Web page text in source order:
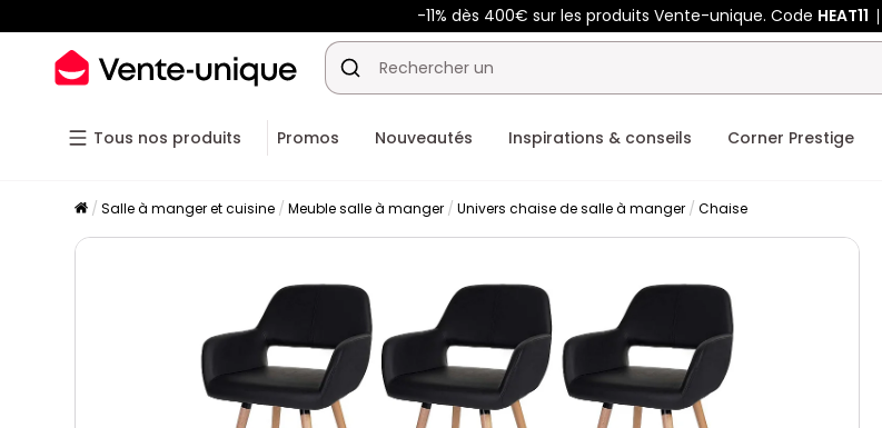
-11% dès 400€ sur les produits Vente-unique. Code HEAT11
Tous nos produits Promos Nouveautés Inspirations & conseils Corner Prestige
Salle à manger et cuisine Meuble salle à manger Univers chaise de salle à manger Chaise